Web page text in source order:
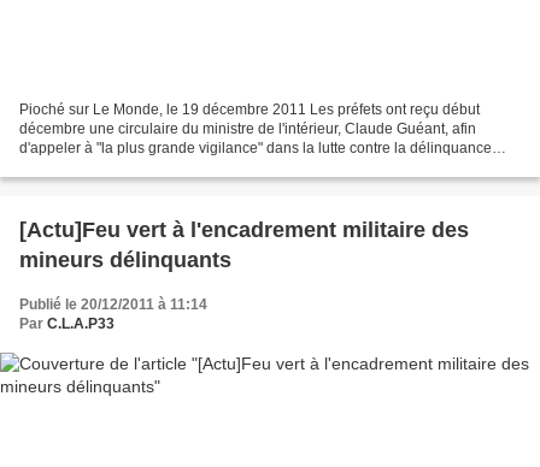
Pioché sur Le Monde, le 19 décembre 2011 Les préfets ont reçu début
décembre une circulaire du ministre de l'intérieur, Claude Guéant, afin
d'appeler à "la plus grande vigilance" dans la lutte contre la délinquance
[Actu]Feu vert à l'encadrement militaire des
mineurs délinquants
Publié le 20/12/2011 à 11:14
Par C.L.A.P33